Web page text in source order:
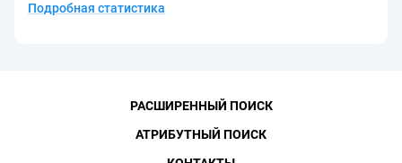
Подробная статистика
РАСШИРЕННЫЙ ПОИСК
АТРИБУТНЫЙ ПОИСК